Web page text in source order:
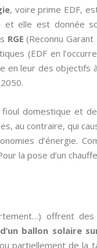
, voire prime EDF,
et elle est donnée
RGE (Reconnu Garant
(EDF en
en leur des
domestique et
au contraire, qui
d’énergie.
la pose d’un
offrent
ballon solaire
partiellement de la